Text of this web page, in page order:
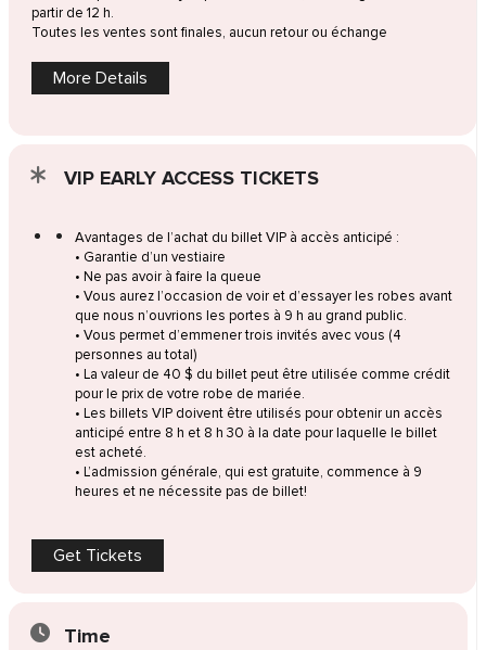
partir de 12 h.
Toutes les ventes sont finales, aucun retour ou échange
More Details
VIP EARLY ACCESS TICKETS
Avantages de l’achat du billet VIP à accès anticipé :
• Garantie d’un vestiaire
• Ne pas avoir à faire la queue
• Vous aurez l’occasion de voir et d’essayer les robes avant
que nous n’ouvrions les portes à 9 h au grand public.
• Vous permet d’emmener trois invités avec vous (4
personnes au total)
• La valeur de 40 $ du billet peut être utilisée comme crédit
pour le prix de votre robe de mariée.
• Les billets VIP doivent être utilisés pour obtenir un accès
anticipé entre 8 h et 8 h 30 à la date pour laquelle le billet
est acheté.
• L’admission générale, qui est gratuite, commence à 9
heures et ne nécessite pas de billet!
Get Tickets
Time